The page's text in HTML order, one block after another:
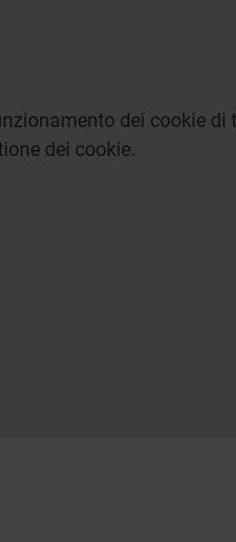
dei cookie
dei cookie.